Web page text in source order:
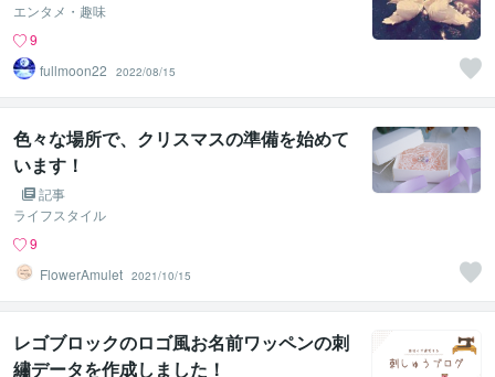
エンタメ・趣味
9
fullmoon22
2022/08/15
色々な場所で、クリスマスの準備を始めて
います！
記事
ライフスタイル
9
FlowerAmulet 2021/10/15
レゴブロックのロゴ風お名前ワッペンの刺
繡データを作成しました！